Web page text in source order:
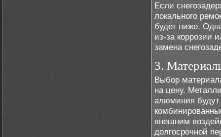
Если
локального
будет ниже.
из-за коррозии
замена
3.
Выбор
на цену.
алюминия будут
внешним
долгосрочной